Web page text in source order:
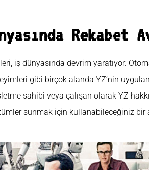
Rekabet
iş dünyasında devrim yaratıyor.
gibi birçok alanda YZ’nin
sahibi veya çalışan olarak YZ
sunmak için kullanabileceğiniz bir